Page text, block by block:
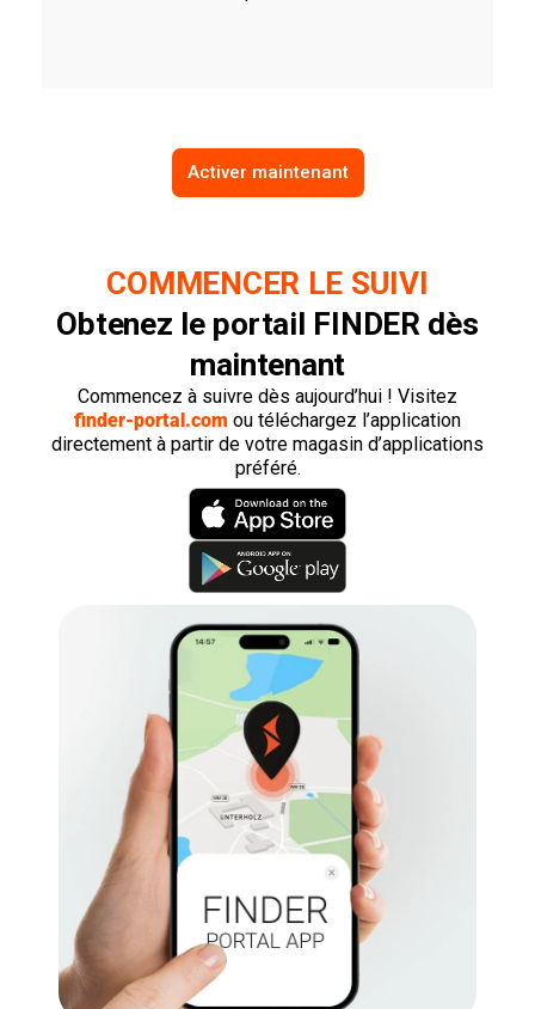
Activer maintenant
COMMENCER LE SUIVI
Obtenez le portail FINDER dès
maintenant
Commencez à suivre dès aujourd’hui ! Visitez
finder-portal.com ou téléchargez l’application
directement à partir de votre magasin d’applications
préféré.